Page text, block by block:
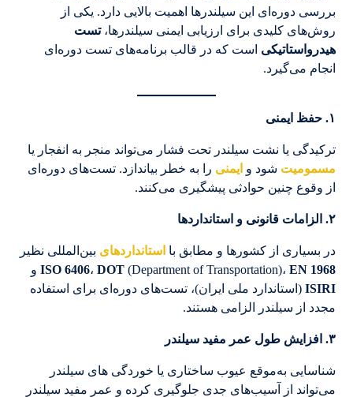
بررسی دوره‌ای این سیلندرها اهمیت بالایی دارد. یکی از
روش‌های کلیدی برای ارزیابی ایمنی سیلندرها،تست
هیدرواستاتیکی است که در قالب برنامه‌های تست دوره‌ای
انجام می‌گیرد.
۱.حفظ ایمنی
ترکیدگی یا نشت سیلندر تحت فشار می‌تواند منجر به انفجار یا
مسمومیت شود و ایمنی را به خطر بیاندازد. تست‌های دوره‌ای
از وقوع چنین حوادثی پیشگیری می‌کنند.
۲. الزامات قانونی و استانداردها
در بسیاری از کشورها و مطابق با استانداردهای بین‌المللی نظیر
ISO 6406، DOT(Department of Transportation)، EN 1968
و
ISIRI (استاندارد ملی ایران)، تست‌های دوره‌ای برای استفاده
مجدد از سیلندر الزامی هستند.
۳. افزایش طول عمر مفید سیلندر
شناسایی به‌موقع عیوب ساختاری یا خوردگی های سیلندر
می‌تواند از آسیب‌های جدی جلوگیری کرده و عمر مفید سیلندر